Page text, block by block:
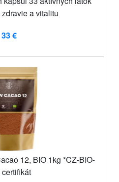
a vitalitu
33 €
12, BIO 1kg *CZ-BIO-